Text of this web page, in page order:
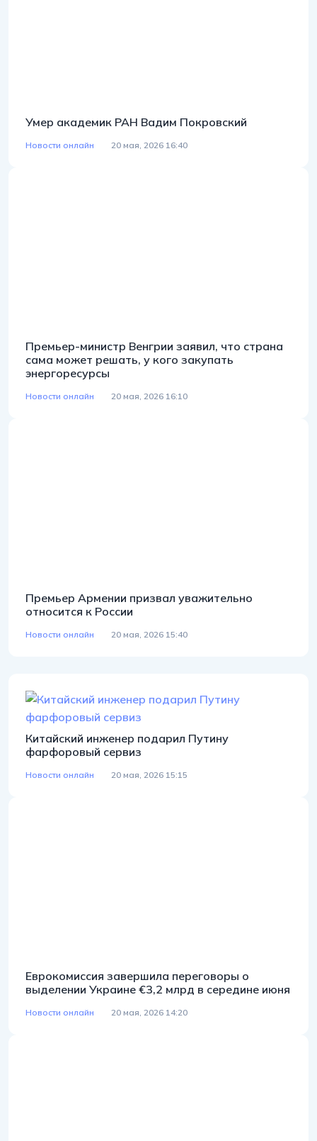
Умер академик РАН Вадим Покровский
Новости онлайн 20 мая, 2026 16:40
Премьер-министр Венгрии заявил, что страна
сама может решать, у кого закупать
энергоресурсы
Новости онлайн 20 мая, 2026 16:10
Премьер Армении призвал уважительно
относится к России
Новости онлайн 20 мая, 2026 15:40
Китайский инженер подарил Путину
фарфоровый сервиз
Новости онлайн 20 мая, 2026 15:15
Еврокомиссия завершила переговоры о
выделении Украине €3,2 млрд в середине июня
Новости онлайн 20 мая, 2026 14:20